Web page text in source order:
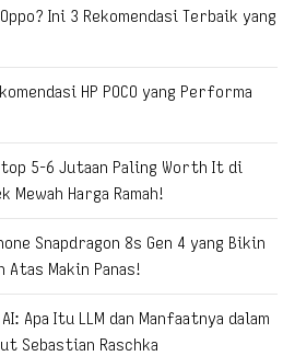
Ini 3 Rekomendasi Terbaik yang
HP POCO yang Performa
5-6 Jutaan Paling Worth It di
Mewah Harga Ramah!
Snapdragon 8s Gen 4 yang Bikin
Atas Makin Panas!
Apa Itu LLM dan Manfaatnya dalam
Sebastian Raschka